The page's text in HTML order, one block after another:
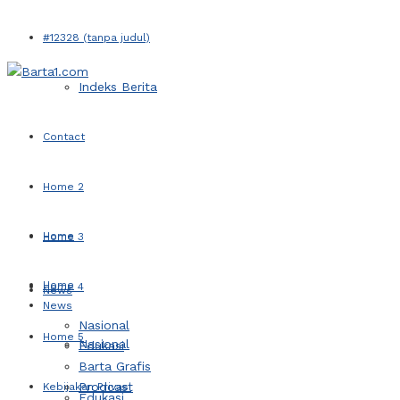
#12328 (tanpa judul)
Indeks Berita
Contact
Home 2
Home 3
Home 4
Home 5
Kebijakan Privasi
Home
News
Nasional
Home
News
Nasional
Edukasi
Barta Grafis
Prodcast